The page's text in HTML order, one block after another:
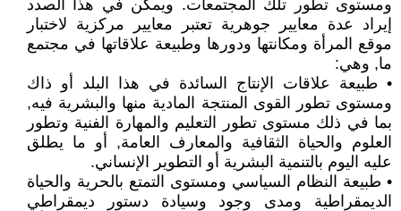
ومستوى تطور تلك المجتمعات. ويمكن في هذا الصدد
إيراد عدة معايير جوهرية تعتبر معايير مركزية لاختبار
موقع المرأة ومكانتها ودورها وطبيعة علاقاتها في مجتمع
ما, وهي:
• طبيعة علاقات الإنتاج السائدة في هذا البلد أو ذاك
ومستوى تطور القوى المنتجة المادية منها والبشرية فيه,
بما في ذلك مستوى تطور التعليم والمهارة الفنية وتطور
العلوم والحياة الثقافية والمعارف العامة, أو ما يطلق
عليه اليوم بالتنمية البشرية أو التطوير الإنساني.
• طبيعة النظام السياسي ومستوى التمتع بالحرية والحياة
الديمقراطية ومدى وجود وسيادة دستور ديمقراطي